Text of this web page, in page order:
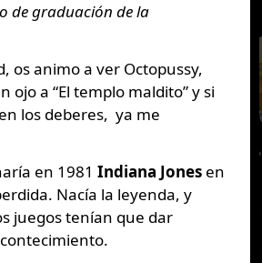
de graduación de la
os animo a ver Octopussy,
ojo a “El templo maldito” y si
los deberes, ya me
en 1981 Indiana Jonesen
Nacía la leyenda, y
juegos tenían que dar